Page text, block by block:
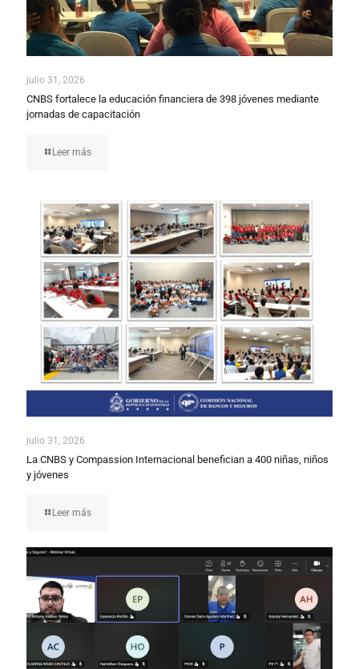
julio 31, 2026
CNBS fortalece la educación financiera de 398 jóvenes mediante
jornadas de capacitación
Leer más
julio 31, 2026
La CNBS y Compassion Internacional benefician a 400 niñas, niños
y jóvenes
Leer más